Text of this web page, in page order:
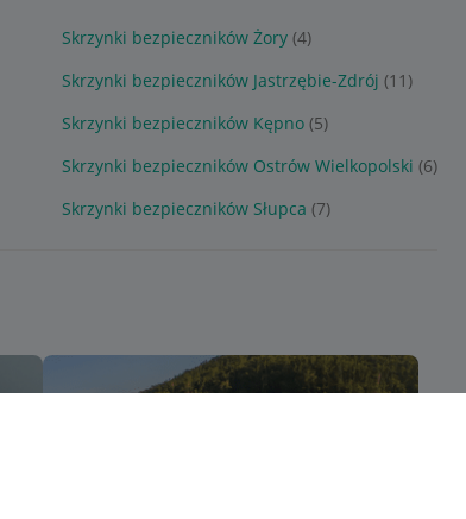
Skrzynki bezpieczników Żory (4)
Skrzynki bezpieczników Jastrzębie-Zdrój (11)
Skrzynki bezpieczników Kępno (5)
Skrzynki bezpieczników Ostrów Wielkopolski (6)
Skrzynki bezpieczników Słupca (7)